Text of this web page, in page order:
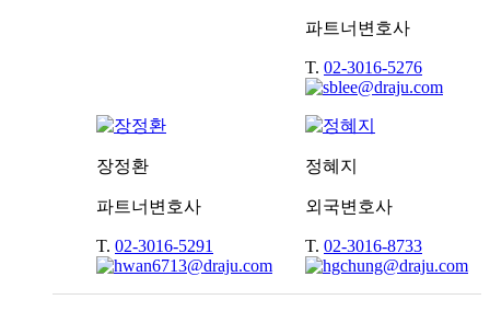
파트너변호사
T. 02-3016-5276
장정환
파트너변호사
T. 02-3016-5291
정혜지
외국변호사
T. 02-3016-8733